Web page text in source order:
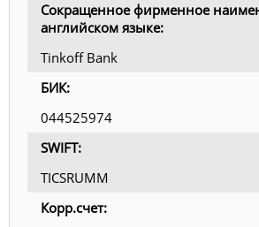
Сокращенное фирменное
английском языке:
Tinkoff Bank
БИК:
044525974
SWIFT:
TICSRUMM
Корр.счет: